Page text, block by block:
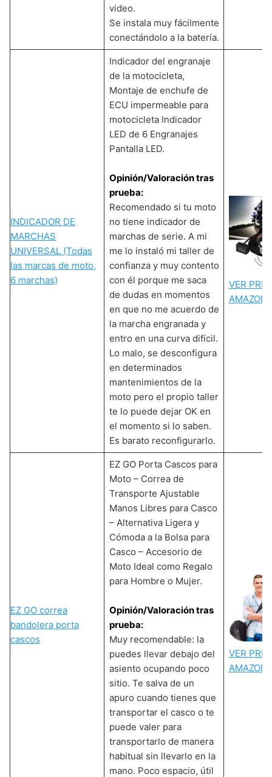
video.
Se instala muy fácilmente
conectándolo a la batería.
INDICADOR DE
MARCHAS
UNIVERSAL (Todas
las marcas de moto,
6 marchas)
Indicador del engranaje
de la motocicleta,
Montaje de enchufe de
ECU impermeable para
motocicleta Indicador
LED de 6 Engranajes
Pantalla LED.
Opinión/Valoración tras
prueba:
Recomendado si tu moto
no tiene indicador de
marchas de serie. A mi
me lo instaló mi taller de
confianza y muy contento
con él porque me saca
de dudas en momentos
en que no me acuerdo de
la marcha engranada y
entro en una curva difícil.
Lo malo, se desconfigura
en determinados
mantenimientos de la
moto pero el propio taller
te lo puede dejar OK en
el momento si lo saben.
Es barato reconfigurarlo.
VER
AMAZON
EZ GO correa
bandolera porta
cascos
EZ GO Porta Cascos para
Moto – Correa de
Transporte Ajustable
Manos Libres para Casco
– Alternativa Ligera y
Cómoda a la Bolsa para
Casco – Accesorio de
Moto Ideal como Regalo
para Hombre o Mujer.
Opinión/Valoración tras
prueba:
Muy recomendable: la
puedes llevar debajo del
asiento ocupando poco
sitio. Te salva de un
apuro cuando tienes que
transportar el casco o te
puede valer para
transportarlo de manera
habitual sin llevarlo en la
mano. Poco espacio, útil
VER
AMAZON